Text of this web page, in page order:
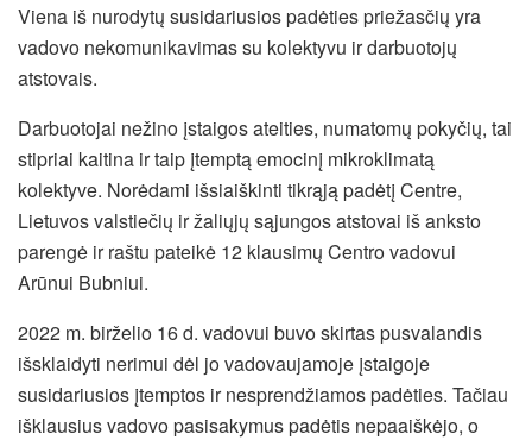
Viena iš nurodytų susidariusios padėties priežasčių yra
vadovo nekomunikavimas su kolektyvu ir darbuotojų
atstovais.
Darbuotojai nežino įstaigos ateities, numatomų pokyčių, tai
stipriai kaitina ir taip įtemptą emocinį mikroklimatą
kolektyve. Norėdami išsiaiškinti tikrąją padėtį Centre,
Lietuvos valstiečių ir žaliųjų sąjungos atstovai iš anksto
parengė ir raštu pateikė 12 klausimų Centro vadovui
Arūnui Bubniui.
2022 m. birželio 16 d. vadovui buvo skirtas pusvalandis
išsklaidyti nerimui dėl jo vadovaujamoje įstaigoje
susidariusios įtemptos ir nesprendžiamos padėties. Tačiau
išklausius vadovo pasisakymus padėtis nepaaiškėjo, o